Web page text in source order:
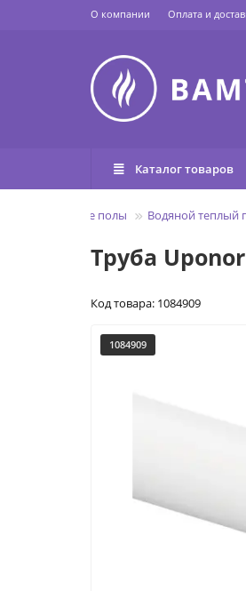
О компании Оплата и
Каталог товаров
Водяные теплые полы Водяной теплый
Труба
Код товара: 1084909
1084909